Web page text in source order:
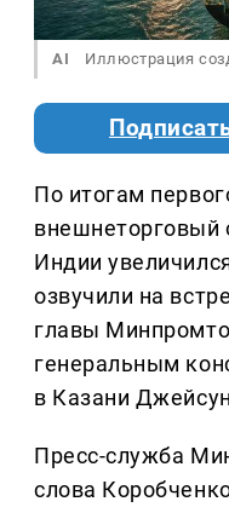
AI Иллюстрация
По итогам
внешнеторговый
Индии
озвучили на
главы
генеральным
в Казани
Пресс-служба
слова